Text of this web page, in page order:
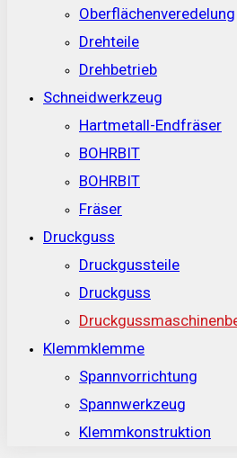
Oberflächenveredelung
Drehteile
Drehbetrieb
Schneidwerkzeug
Hartmetall-Endfräser
BOHRBIT
BOHRBIT
Fräser
Druckguss
Druckgussteile
Druckguss
Klemmklemme
Spannvorrichtung
Spannwerkzeug
Klemmkonstruktion